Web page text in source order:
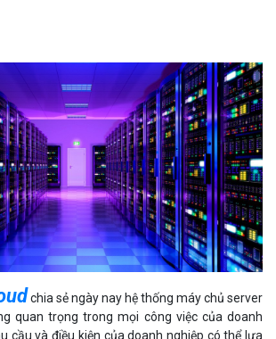
chia sẻ ngày nay hệ thống máy chủ server
quan trọng trong mọi công việc của doanh
cầu và điều kiện của doanh nghiệp có thể lựa